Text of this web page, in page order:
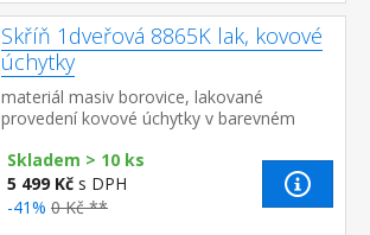
Skříň 1dveřová 8865K lak, kovové
úchytky
materiál masiv borovice, lakované
provedení kovové úchytky v barevném
police montáž dveří možná na pravou...
Skladem > 10 ks
5 499 Kč s DPH
-41% 0 Kč **